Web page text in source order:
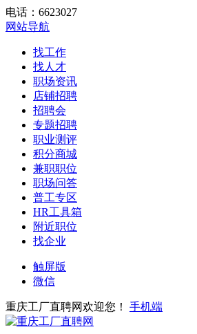
电话：6623027
网站导航
找工作
找人才
职场资讯
店铺招聘
招聘会
专题招聘
职业测评
积分商城
兼职职位
职场问答
普工专区
HR工具箱
附近职位
找企业
触屏版
微信
重庆工厂直聘网欢迎您！ 手机端